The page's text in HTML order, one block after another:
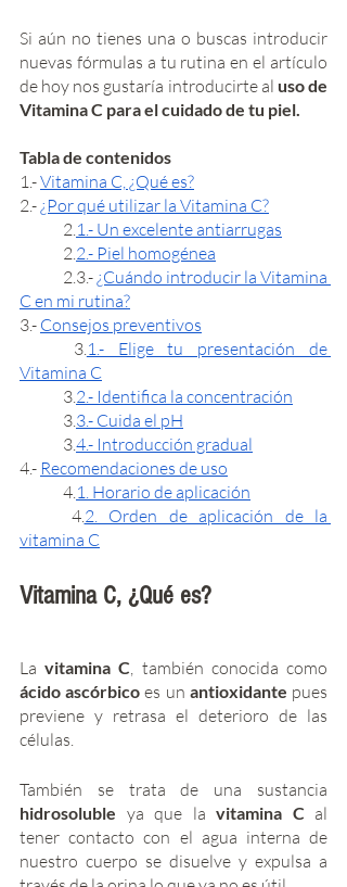
Si aún no tienes una o buscas introducir
nuevas fórmulas a tu rutina en el artículo
de hoy nos gustaría introducirte al uso de
Vitamina C para el cuidado de tu piel.
Tabla de contenidos
1.- Vitamina C, ¿Qué es?
2.- ¿Por qué utilizar la Vitamina C?
	2.
1.- Un excelente antiarrugas
	2.
2.- Piel homogénea
	2.3.-
¿Cuándo introducir la Vitamina
C en mi rutina?
3.- Consejos preventivos
	3.
1.- Elige tu presentación de
Vitamina C
	3.
2.- Identifica la concentración
	3.
3.- Cuida el pH
	3.
4.- Introducción gradual
4.- Recomendaciones de uso
	4.
1. Horario de aplicación
	4.
2. Orden de aplicación de la
vitamina C
Vitamina C, ¿Qué es?
La vitamina C
ácido ascórbico es un antioxidante pues
previene y retrasa el deterioro de las
células.
hidrosoluble ya que la vitamina C al
tener contacto con el agua interna de
nuestro cuerpo se disuelve y expulsa a